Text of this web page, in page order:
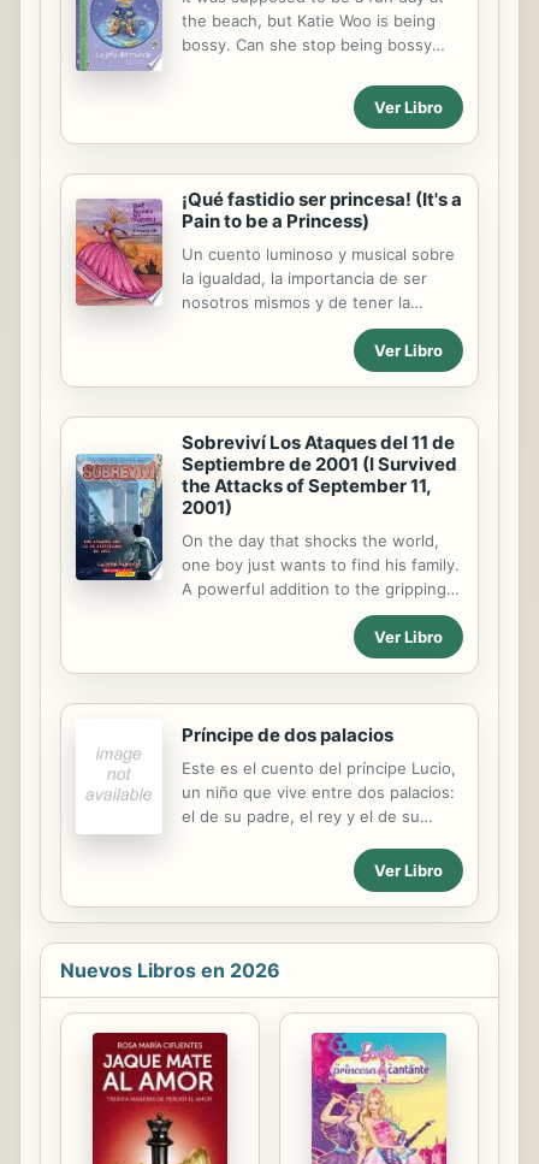
the beach, but Katie Woo is being
bossy. Can she stop being bossy
Ver Libro
¡Qué fastidio ser princesa! (It's a
Pain to be a Princess)
Un cuento luminoso y musical sobre
la igualdad, la importancia de ser
nosotros mismos y de tener la
valentia de perseguir nuestros
sueños. A story in bright, musical
verse that transmits values such as
follow your dreams. Lexile Level:
830L
Ver Libro
Sobreviví Los Ataques del 11 de
Septiembre de 2001 (I Survived
the Attacks of September 11,
2001)
On the day that shocks the world,
one boy just wants to find his family.
A powerful addition to the gripping I
Survived series. Lo único por lo que
Lucas siente más adoración que por
el fútbol Americano es su tío Benny,
departamento de bomberos donde
ambos trabajan. Benny le enseñó a
Lucas todo lo que hay que saber
sobre el fútbol americano, así que
cuando los padres del chico
consideran que el deporte es
demasiado peligroso y que por ello
debe renunciar a practicarlo, Lucas
tiene que conversar con su principal
admirador.A la mañana siguiente,
Lucas...
Ver Libro
Príncipe de dos palacios
Este es el cuento del príncipe Lucio,
un niño que vive entre dos palacios:
el de su padre, el rey y el de su
verso sobre un niño cuyos padres
Ver Libro
Nuevos Libros en 2026